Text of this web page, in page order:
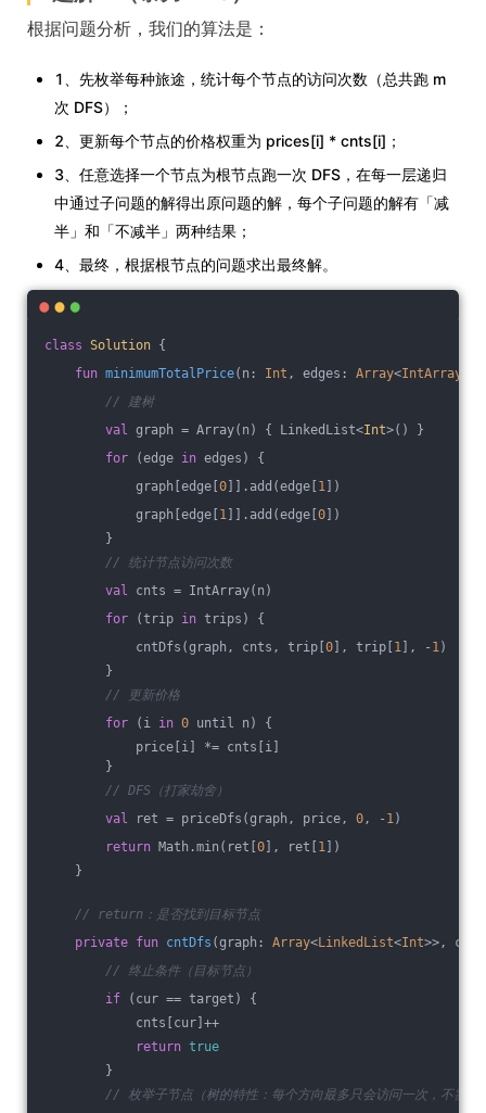
根据问题分析，我们的算法是：
1、先枚举每种旅途，统计每个节点的访问次数（总共跑 m
次 DFS）；
2、更新每个节点的价格权重为 prices[i] * cnts[i]；
3、任意选择一个节点为根节点跑一次 DFS，在每一层递归
中通过子问题的解得出原问题的解，每个子问题的解有「减
半」和「不减半」两种结果；
4、最终，根据根节点的问题求出最终解。
class Solution {
fun minimumTotalPrice(n: Int , edges: Array<IntArray
// 建树
val
graph = Array(n) { LinkedList<Int>() }
for (edge in edges) {
graph[edge[0]].add(edge[1 ])
graph[edge[1 ]].add(edge[0])
}
// 统计节点访问次数
val
cnts = IntArray(n)
for (trip in trips) {
cntDfs(graph, cnts, trip[0], trip[1 ], - 1 )
}
// 更新价格
for (i in 0 until n) {
price[i] *= cnts[i]
}
// DFS（打家劫舍）
val
ret = priceDfs(graph, price, 0 , - 1 )
return Math.min(ret[0], ret[1 ])
}
// return：是否找到目标节点
private fun cntDfs (graph: Array<LinkedList<Int>>,
// 终止条件（目标节点）
if (cur == target) {
cnts[cur]++
return true
}
// 枚举子节点（树的特性：每个方向最多只会访问一次，不需